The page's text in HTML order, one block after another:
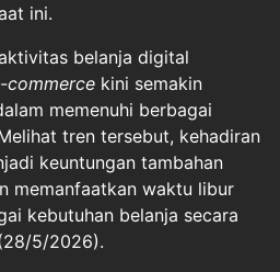
ini.
belanja digital
commerce kini semakin
memenuhi berbagai
tren tersebut, kehadiran
keuntungan tambahan
memanfaatkan waktu libur
kebutuhan belanja secara
5/2026).